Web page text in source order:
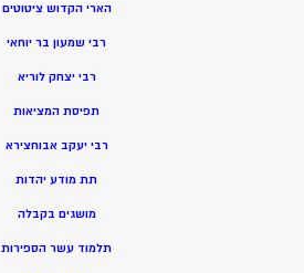
הארי הקדוש ציטוטים
רבי שמעון בר יוחאי
רבי יצחק לוריא
תפיסת המציאות
רבי יעקב אבוחצירא
תת מודע יהדות
מושגים בקבלה
תלמוד עשר הספירות